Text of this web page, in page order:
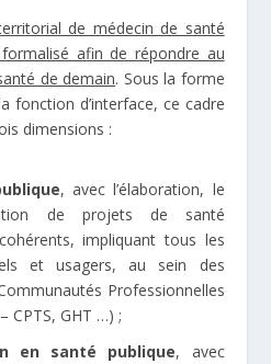
de médecin de santé
afin de répondre au
de demain. Sous la forme
fonction d’interface, ce cadre
dimensions :
, avec l’élaboration, le
de projets de santé
impliquant tous les
et usagers, au sein des
Professionnelles
CPTS, GHT …) ;
en santé publique, avec